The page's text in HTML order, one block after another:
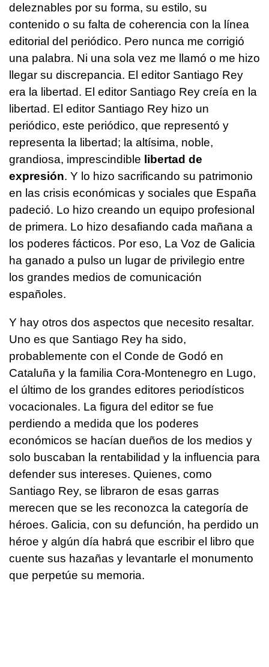
deleznables por su forma, su estilo, su
contenido o su falta de coherencia con la línea
editorial del periódico. Pero nunca me corrigió
una palabra. Ni una sola vez me llamó o me hizo
llegar su discrepancia. El editor Santiago Rey
era la libertad. El editor Santiago Rey creía en la
libertad. El editor Santiago Rey hizo un
periódico, este periódico, que representó y
representa la libertad; la altísima, noble,
grandiosa, imprescindible libertad de
expresión. Y lo hizo sacrificando su patrimonio
en las crisis económicas y sociales que España
padeció. Lo hizo creando un equipo profesional
de primera. Lo hizo desafiando cada mañana a
los poderes fácticos. Por eso, La Voz de Galicia
ha ganado a pulso un lugar de privilegio entre
los grandes medios de comunicación
españoles.
Y hay otros dos aspectos que necesito resaltar.
Uno es que Santiago Rey ha sido,
probablemente con el Conde de Godó en
Cataluña y la familia Cora-Montenegro en Lugo,
el último de los grandes editores periodísticos
vocacionales. La figura del editor se fue
perdiendo a medida que los poderes
económicos se hacían dueños de los medios y
solo buscaban la rentabilidad y la influencia para
defender sus intereses. Quienes, como
Santiago Rey, se libraron de esas garras
merecen que se les reconozca la categoría de
héroes. Galicia, con su defunción, ha perdido un
héroe y algún día habrá que escribir el libro que
cuente sus hazañas y levantarle el monumento
que perpetúe su memoria.